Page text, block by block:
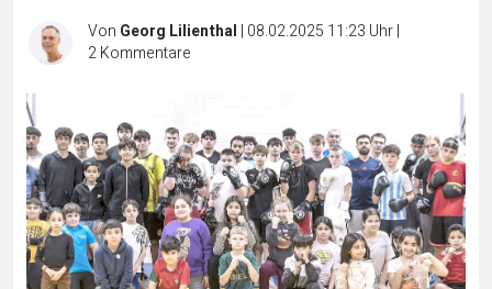
Von Georg Lilienthal | 08.02.2025 11:23 Uhr|
2Kommentare